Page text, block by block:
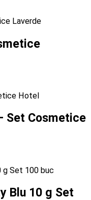
Set Cosmetice
Blu 10 g Set